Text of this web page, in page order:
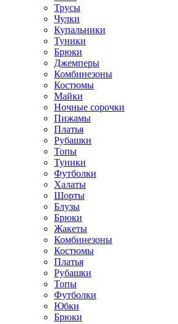
Трусы
Чулки
Купальники
Туники
Брюки
Джемперы
Комбинезоны
Костюмы
Майки
Ночные сорочки
Пижамы
Платья
Рубашки
Топы
Туники
Футболки
Халаты
Шорты
Блузы
Брюки
Жакеты
Комбинезоны
Костюмы
Платья
Рубашки
Топы
Футболки
Юбки
Брюки